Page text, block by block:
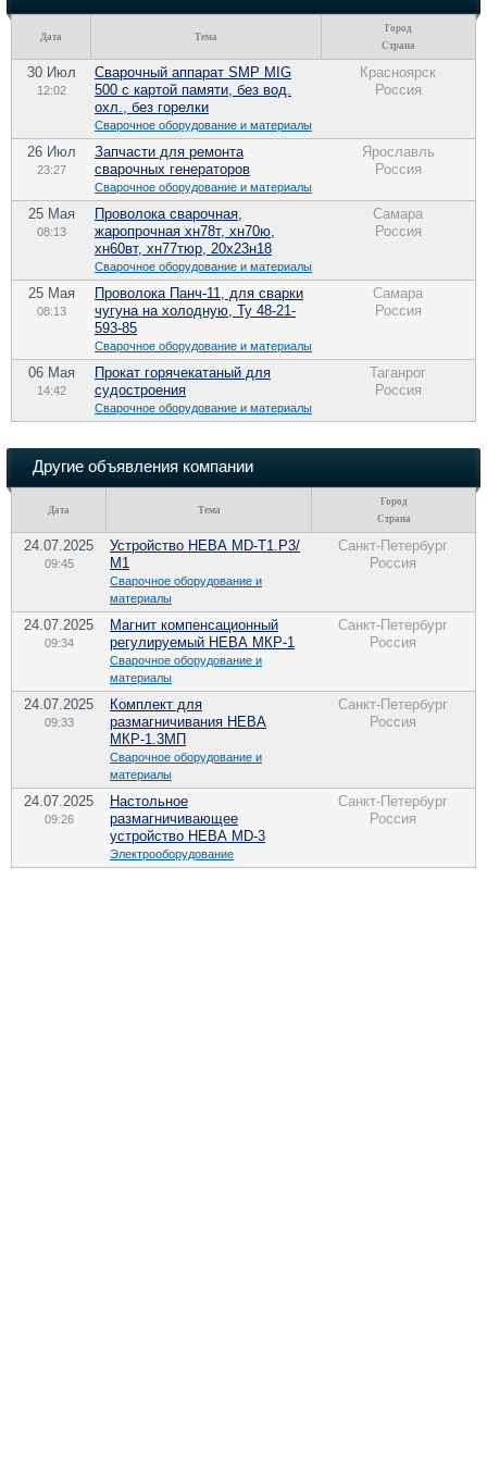
Дата Тема
Город
Страна
30 Июл
12:02
Сварочный аппарат SMP MIG
500 с картой памяти, без вод.
охл., без горелки
Сварочное оборудование и материалы
Красноярск
Россия
26 Июл
23:27
Запчасти для ремонта
сварочных генераторов
Сварочное оборудование и материалы
Ярославль
Россия
25 Мая
08:13
Проволока сварочная,
жаропрочная хн78т, хн70ю,
хн60вт, хн77тюр, 20х23н18
Сварочное оборудование и материалы
Самара
Россия
25 Мая
08:13
Проволока Панч-11, для сварки
чугуна на холодную, Ту 48-21-
593-85
Сварочное оборудование и материалы
Самара
Россия
06 Мая
14:42
Прокат горячекатаный для
судостроения
Сварочное оборудование и материалы
Таганрог
Россия
Другие объявления компании
Дата Тема
Город
Страна
24.07.2025
09:45
Устройство НЕВА MD-T1.P3/
М1
Сварочное оборудование и
материалы
Санкт-Петербург
Россия
24.07.2025
09:34
Магнит компенсационный
регулируемый НЕВА МКР-1
Сварочное оборудование и
материалы
Санкт-Петербург
Россия
24.07.2025
09:33
Комплект для
размагничивания НЕВА
МКР-1.3МП
Сварочное оборудование и
материалы
Санкт-Петербург
Россия
24.07.2025
09:26
Настольное
размагничивающее
устройство НЕВА MD-3
Электрооборудование
Санкт-Петербург
Россия